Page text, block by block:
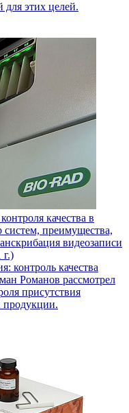
этих целей.
качества в
систем, преимущества,
видеозаписи
г.)
контроль качества
Романов рассмотрел
присутствия
продукции.